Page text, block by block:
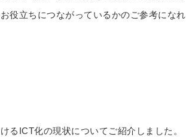
役立ちにつながっているかのご参考になれ
るICT化の現状についてご紹介しました。